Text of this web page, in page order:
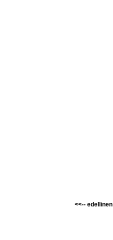
<<-- edellinen